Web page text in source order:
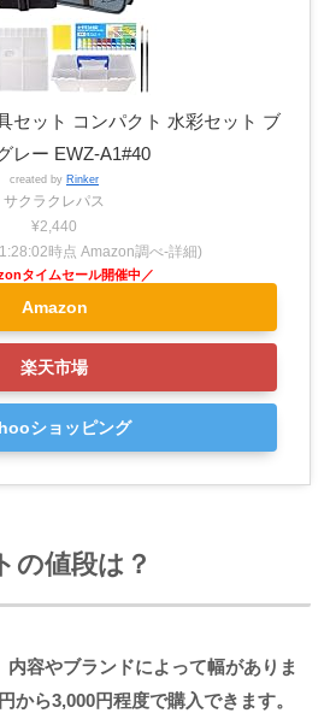
セット コンパクト 水彩セット ブ
レー EWZ-A1#40
created by Rinker
サクラクレパス
¥2,440
時点 Amazon調べ-詳細)
Amazon
楽天市場
ショッピング
の値段は？
容やブランドによって幅がありま
から3,000円程度で購入できます。